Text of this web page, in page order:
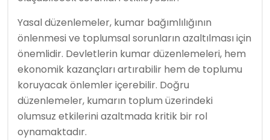
Yasal düzenlemeler, kumar bağımlılığının
önlenmesi ve toplumsal sorunların azaltılması için
önemlidir. Devletlerin kumar düzenlemeleri, hem
ekonomik kazançları artırabilir hem de toplumu
koruyacak önlemler içerebilir. Doğru
düzenlemeler, kumarın toplum üzerindeki
olumsuz etkilerini azaltmada kritik bir rol
oynamaktadır.